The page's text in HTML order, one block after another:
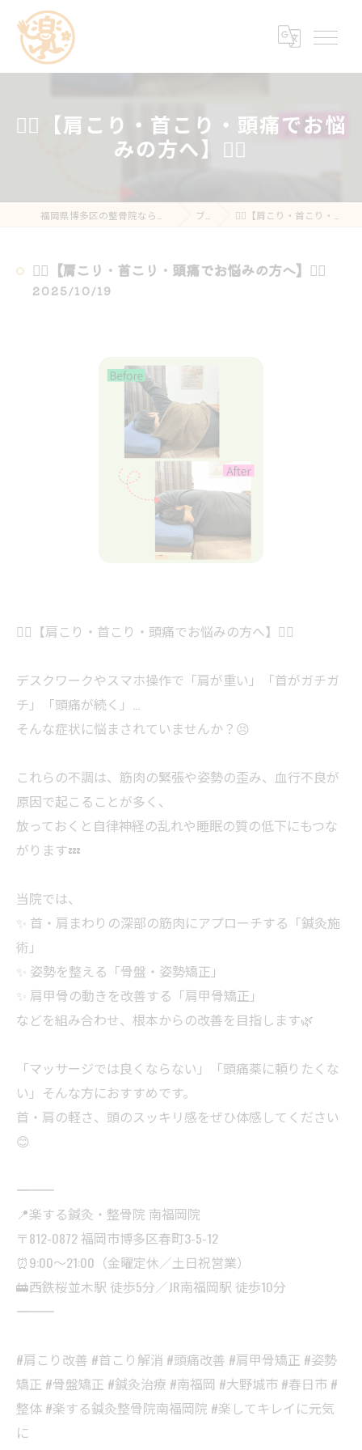
💆‍♀️【肩こり・首こり・頭痛でお悩
みの方へ】💆‍♂️
ブログ 💆‍♀️【肩こり・首こり・頭痛でお悩みの方へ】💆‍♂️
💆‍♀️【肩こり・首こり・頭痛でお悩みの方へ】💆‍♂️
2025/10/19
💆‍♀️【肩こり・首こり・頭痛でお悩みの方へ】💆‍♂️
デスクワークやスマホ操作で「肩が重い」「首がガチガ
チ」「頭痛が続く」…
そんな症状に悩まされていませんか？😣
これらの不調は、筋肉の緊張や姿勢の歪み、血行不良が
原因で起こることが多く、
放っておくと自律神経の乱れや睡眠の質の低下にもつな
がります💤
当院では、
✨ 首・肩まわりの深部の筋肉にアプローチする「鍼灸施
術」
✨ 姿勢を整える「骨盤・姿勢矯正」
✨ 肩甲骨の動きを改善する「肩甲骨矯正」
などを組み合わせ、根本からの改善を目指します🌿
「マッサージでは良くならない」「頭痛薬に頼りたくな
い」そんな方におすすめです。
首・肩の軽さ、頭のスッキリ感をぜひ体感してください
😊
――――――――――
📍楽する鍼灸・整骨院 南福岡院
〒812-0872 福岡市博多区春町3-5-12
⏰9:00〜21:00（金曜定休／土日祝営業）
🚋西鉄桜並木駅 徒歩5分／JR南福岡駅 徒歩10分
――――――――――
#肩こり改善 #首こり解消 #頭痛改善 #肩甲骨矯正 #姿勢
矯正 #骨盤矯正 #鍼灸治療 #南福岡 #大野城市 #春日市 #
整体 #楽する鍼灸整骨院南福岡院 #楽してキレイに元気
に